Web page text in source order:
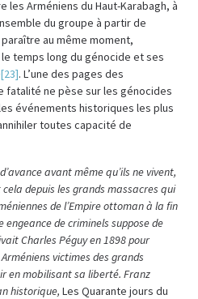
les Arméniens du Haut-Karabagh, à
du groupe à partir de
au même moment,
temps long du génocide et ses
[23]. L’une des pages des
fatalité ne pèse sur les génocides
événements historiques les plus
toutes capacité de
avant même qu’ils ne vivent,
depuis les grands massacres qui
de l’Empire ottoman à la fin
engeance de criminels suppose de
Charles Péguy en 1898 pour
victimes des grands
en mobilisant sa liberté. Franz
historique, Les Quarante jours du